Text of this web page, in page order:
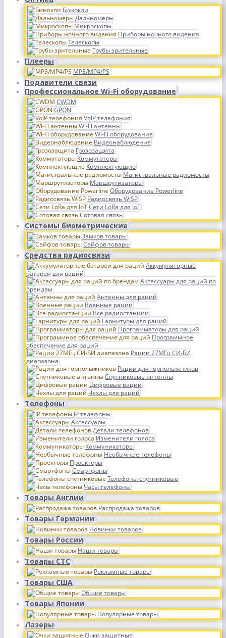
Бинокли
Дальномеры
Микроскопы
Приборы ночного видения
Телескопы
Трубы зрительные
Плееры
MP3/MP4/PS
Подавители связи
Профессиональное Wi-Fi оборудование
CWDM
GPON
VoIP телефония
Wi-Fi антенны
Wi-Fi оборудование
Видеонаблюдение
Грозозащита
Коммутаторы
Комплектующие
Магистральные радиомосты
Маршрутизаторы
Оборудование Powerline
Радиосвязь WISP
Сети LoRa для IoT
Сотовая связь
Системы биометрические
Замков товары
Сейфов товары
Средства радиосвязи
Аккумуляторные
батареи для раций
Аксессуары для раций по
брендам
Антенны для раций
Военные рации
Все радиостанции
Гарнитуры для раций
Программаторы для раций
Программное
обеспечение для раций
Рации 27МГц СИ-БИ
диапазона
Рации для горнолыжников
Спутниковые антенны
Цифровые рации
Чехлы для раций
Телефоны
IP телефоны
Аксессуары
Детали телефонов
Изменители голоса
Коммуникаторы
Необычные телефоны
Проекторы
Смартфоны
Телефоны спутниковые
Часы телефоны
Товары Англии
Распродажа товаров
Товары Германии
Новинки товаров
Товары России
Наши товары
Товары СТС
Рекламные товары
Товары США
Общие товары
Товары Японии
Популярные товары
Лазеры
Очки защитные